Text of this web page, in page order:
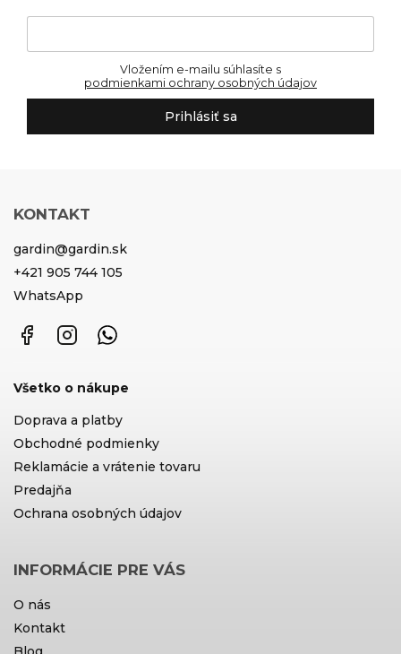
podmienkami ochrany osobných údajov
Prihlásiť sa
KONTAKT
gardin@gardin.sk
+421 905 744 105
WhatsApp
FacebookInstagram
Všetko o nákupe
Doprava a platby
Obchodné podmienky
Reklamácie a vrátenie tovaru
Predajňa
Ochrana osobných údajov
INFORMÁCIE PRE VÁS
O nás
Kontakt